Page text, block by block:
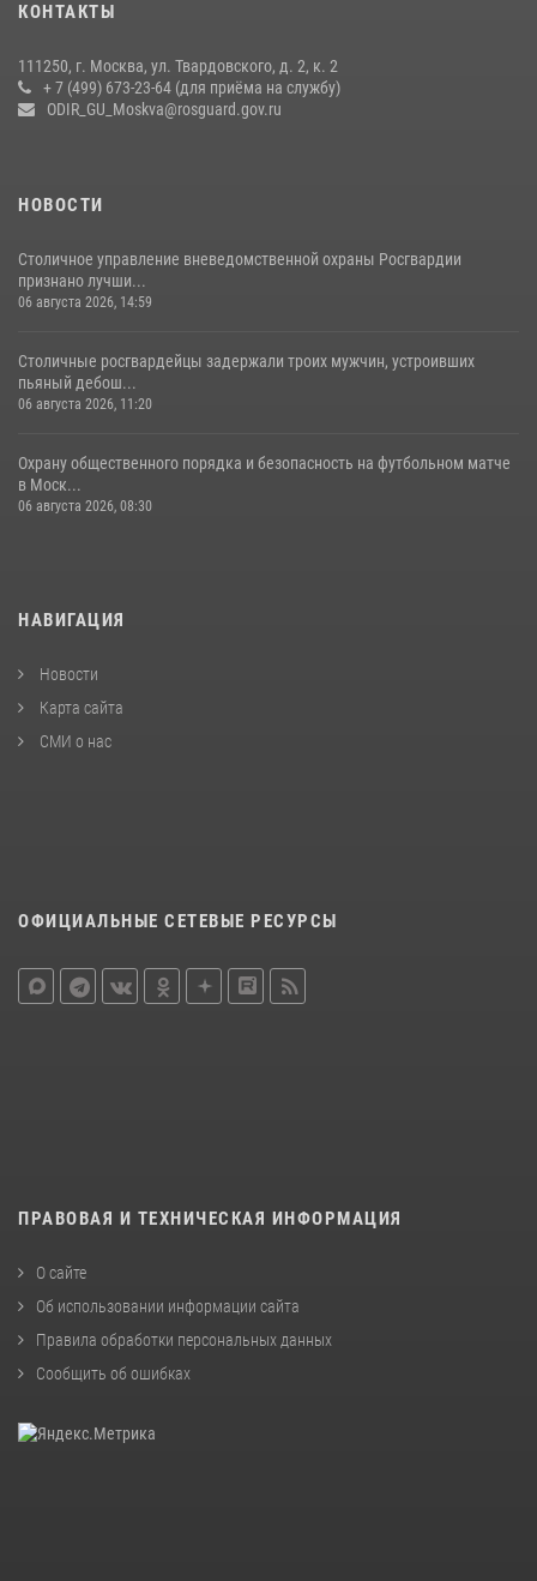
чемпионат по самбо (виео)
Центр профессиональной подготовки сотрудников
КОНТАКТЫ
111250, г. Москва, ул. Твардовского, д. 2, к. 2
+ 7 (499) 673-23-64 (для приёма на службу)
ODIR_GU_Moskva@rosguard.gov.ru
НОВОСТИ
Столичное управление вневедомственной охраны Росгвардии
признано лучши...
06 августа 2026, 14:59
Столичные росгвардейцы задержали троих мужчин, устроивших
пьяный дебош...
06 августа 2026, 11:20
Охрану общественного порядка и безопасность на футбольном матче
в Моск...
06 августа 2026, 08:30
НАВИГАЦИЯ
Новости
Карта сайта
СМИ о нас
ОФИЦИАЛЬНЫЕ СЕТЕВЫЕ РЕСУРСЫ
ПРАВОВАЯ И ТЕХНИЧЕСКАЯ ИНФОРМАЦИЯ
О сайте
Об использовании информации сайта
Правила обработки персональных данных
Сообщить об ошибках